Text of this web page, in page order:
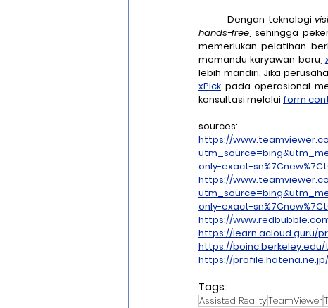
	Dengan teknologi
hands-free, sehingga
memerlukan pelatihan
memandu karyawan baru,
xPick pada operasional
konsultasi melalui form
sources:
https://
only-exact-
https://
only-exact-
https://
https://learn.acloud.guru/
https://
https://
Tags:
Assisted RealityTeamViewer